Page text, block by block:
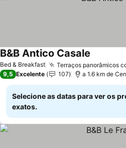
Bed & Breakfast Terraços panorâmicos
B&B Antico Casale
9,5 Excelente 107 a 1.6 km de
Selecione as datas para ver os
exatos.